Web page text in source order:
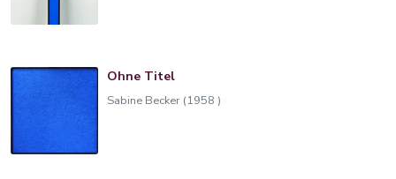
Ohne Titel
Sabine Becker (1958 )